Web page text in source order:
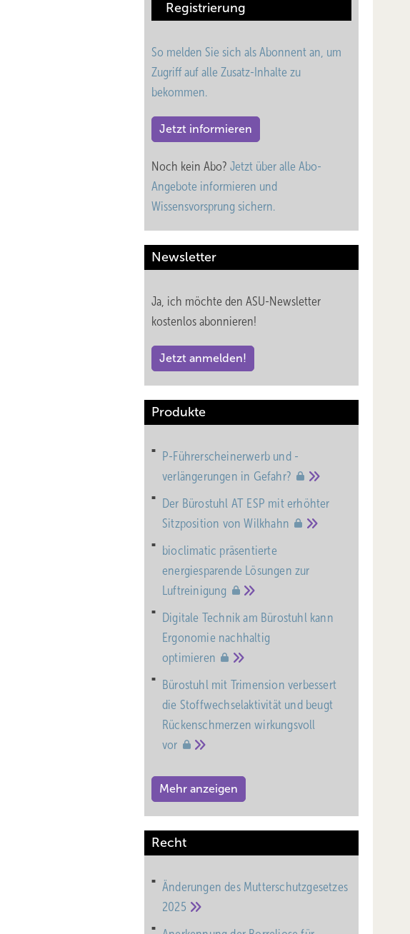
Registrierung
So melden Sie sich als Abonnent an, um
Zugriff auf alle Zusatz-Inhalte zu
bekommen.
Jetzt informieren
Noch kein Abo? Jetzt über alle Abo-
Angebote informieren und
Wissensvorsprung sichern.
Newsletter
Ja, ich möchte den ASU-Newsletter
kostenlos abonnieren!
Jetzt anmelden!
Produkte
P-Führerscheinerwerb und -
verlängerungen in Gefahr?
Der Bürostuhl AT ESP mit erhöhter
Sitzposition vonWilkhahn
bioclimatic präsentierte
energiesparende Lösungen zur
Luftreinigung
Digitale Technik am Bürostuhl kann
Ergonomie nachhaltig
optimieren
Bürostuhl mit Trimension verbessert
die Stoffwechselaktivität und beugt
Rückenschmerzen wirkungsvoll
vor
Mehr anzeigen
Recht
Änderungen des Mutterschutz­gesetzes
2025